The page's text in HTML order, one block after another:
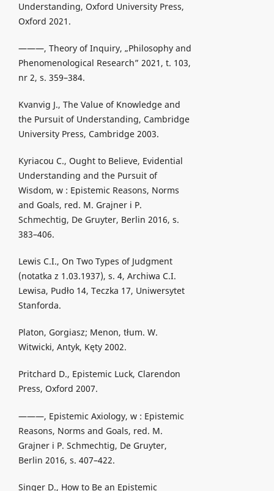
Understanding, Oxford University Press,
Oxford 2021.
———, Theory of Inquiry, „Philosophy and
Phenomenological Research” 2021, t. 103,
nr 2, s. 359–384.
Kvanvig J., The Value of Knowledge and
the Pursuit of Understanding, Cambridge
University Press, Cambridge 2003.
Kyriacou C., Ought to Believe, Evidential
Understanding and the Pursuit of
Wisdom, w : Epistemic Reasons, Norms
and Goals, red. M. Grajner i P.
Schmechtig, De Gruyter, Berlin 2016, s.
383–406.
Lewis C.I., On Two Types of Judgment
(notatka z 1.03.1937), s. 4, Archiwa C.I.
Lewisa, Pudło 14, Teczka 17, Uniwersytet
Stanforda.
Platon, Gorgiasz; Menon, tłum. W.
Witwicki, Antyk, Kęty 2002.
Pritchard D., Epistemic Luck, Clarendon
Press, Oxford 2007.
———, Epistemic Axiology, w : Epistemic
Reasons, Norms and Goals, red. M.
Grajner i P. Schmechtig, De Gruyter,
Berlin 2016, s. 407–422.
Singer D., How to Be an Epistemic